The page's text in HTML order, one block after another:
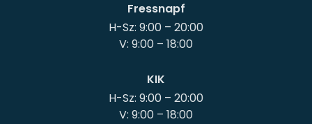
Fressnapf
H-Sz: 9:00 – 20:00
KIK
H-Sz: 9:00 – 20:00